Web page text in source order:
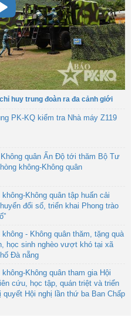
huy trung đoàn ra đa cảnh giới
PK-KQ kiểm tra Nhà máy Z119
quân Ấn Độ tới thăm Bộ Tư
không-Không quân
Không quân tập huấn cải
đổi số, triển khai Phong trào
- Không quân thăm, tặng quà
học sinh nghèo vượt khó tại xã
Đà nẵng
Không quân tham gia Hội
cứu, học tập, quán triệt và triển
quyết Hội nghị lần thứ ba Ban Chấp